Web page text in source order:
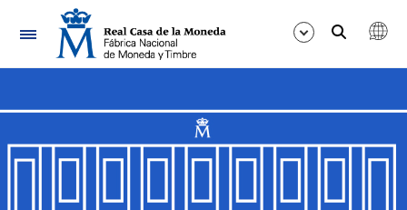
Navegación
Mostrar/Ocultar